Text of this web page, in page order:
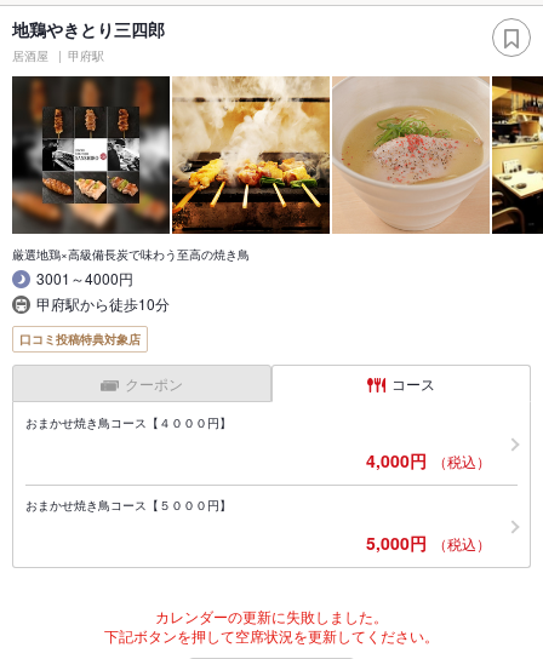
地鶏やきとり三四郎
居酒屋 甲府駅
厳選地鶏×高級備長炭で味わう至高の焼き鳥
3001～4000円
甲府駅から徒歩10分
口コミ投稿特典対象店
クーポン コース
おまかせ焼き鳥コース【４０００円】
4,000円 （税込）
おまかせ焼き鳥コース【５０００円】
5,000円 （税込）
カレンダーの更新に失敗しました。
下記ボタンを押して空席状況を更新してください。